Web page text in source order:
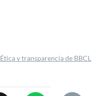
Ética y transparencia de BBCL